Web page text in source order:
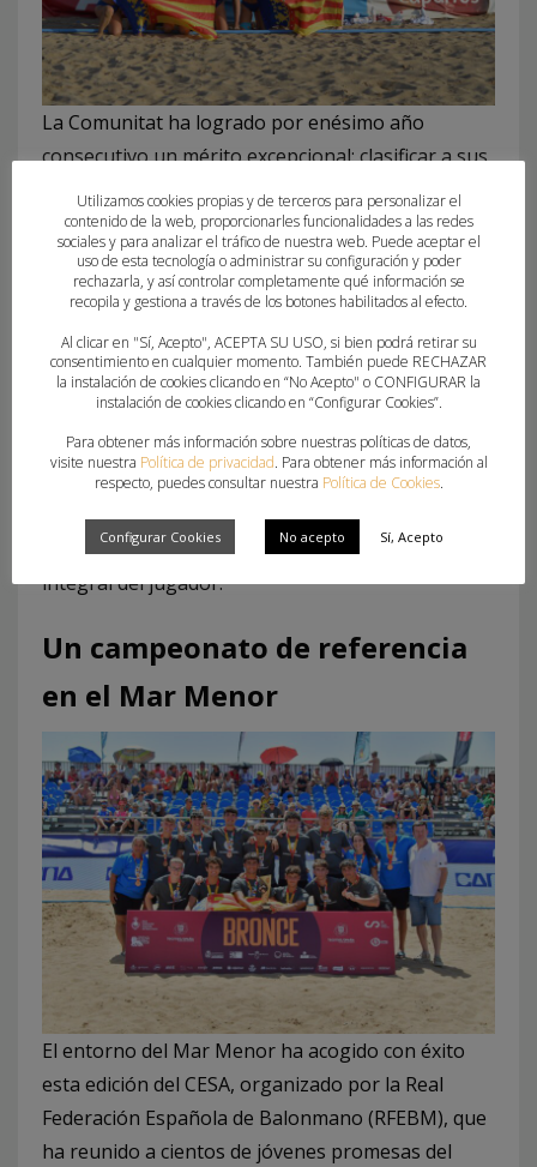
La Comunitat ha logrado por enésimo año
consecutivo un mérito excepcional: clasificar a sus
seis selecciones a las fases finales. Superar la fase
de grupos en todas las categorías es reflejo del
trabajo integral que se realiza desde la base y
confirma el crecimiento estructurado de un
preparación física y cohesión de grupo.
Esta regularidad en la élite es resultado de un
esfuerzo sostenido durante todo el año, con la
implicación de técnicos, clubes, deportistas y
familias que comparten una visión común: formar
equipos competitivos sin renunciar al desarrollo
integral del jugador.
Un campeonato de referencia
en el Mar Menor
El entorno del Mar Menor ha acogido con éxito
esta edición del CESA, organizado por la Real
Federación Española de Balonmano (RFEBM), que
ha reunido a cientos de jóvenes promesas del
Utilizamos cookies propias y de terceros para personalizar el
contenido de la web, proporcionarles funcionalidades a las redes
sociales y para analizar el tráfico de nuestra web. Puede aceptar el
uso de esta tecnología o administrar su configuración y poder
rechazarla, y así controlar completamente qué información se
recopila y gestiona a través de los botones habilitados al efecto.
Al clicar en "Sí, Acepto", ACEPTA SU USO, si bien podrá retirar su
consentimiento en cualquier momento. También puede RECHAZAR
la instalación de cookies clicando en “No Acepto" o CONFIGURAR la
instalación de cookies clicando en “Configurar Cookies”.
Para obtener más información sobre nuestras políticas de datos,
visite nuestra Política de privacidad. Para obtener más información al
respecto, puedes consultar nuestra Política de Cookies.
Configurar Cookies No acepto Sí, Acepto